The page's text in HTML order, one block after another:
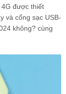
4G được thiết
và cổng sạc USB-
không? cùng